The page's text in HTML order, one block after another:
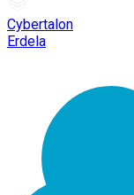
Cybertalon
Erdela